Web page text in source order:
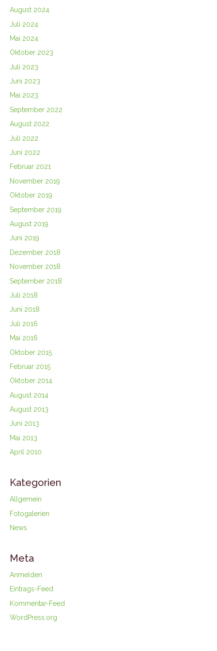
August 2024
Juli 2024
Mai 2024
Oktober 2023
Juli 2023
Juni 2023
Mai 2023
September 2022
August 2022
Juli 2022
Juni 2022
Februar 2021
November 2019
Oktober 2019
September 2019
August 2019
Juni 2019
Dezember 2018
November 2018
September 2018
Juli 2018
Juni 2018
Juli 2016
Mai 2016
Oktober 2015
Februar 2015
Oktober 2014
August 2014
August 2013
Juni 2013
Mai 2013
April 2010
Kategorien
Allgemein
Fotogalerien
News
Meta
Anmelden
Eintrags-Feed
Kommentar-Feed
WordPress.org